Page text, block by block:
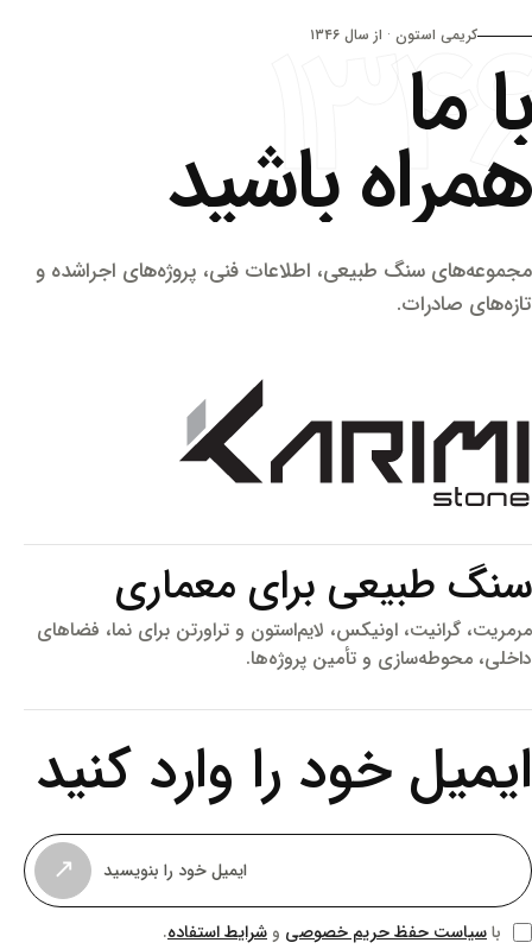
کریمی استون · از سال ۱۳۴۶
با ما
همراه باشید
مجموعه‌های سنگ طبیعی، اطلاعات فنی، پروژه‌های اجراشده و
تازه‌های صادرات.
سنگ طبیعی برای معماری
مرمریت، گرانیت، اونیکس، لایم‌استون و تراورتن برای نما، فضاهای
داخلی، محوطه‌سازی و تأمین پروژه‌ها.
ایمیل خود را وارد کنید
↗
باسیاست حفظ حریم خصوصی و شرایط استفاده.